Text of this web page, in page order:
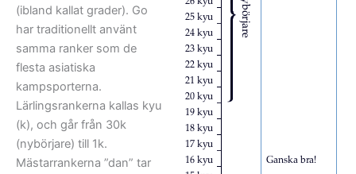
(ibland kallat grader). Go
har traditionellt använt
samma ranker som de
flesta asiatiska
kampsporterna.
Lärlingsrankerna kallas kyu
(k), och går från 30k
(nybörjare) till 1k.
Mästarrankerna ”dan” tar